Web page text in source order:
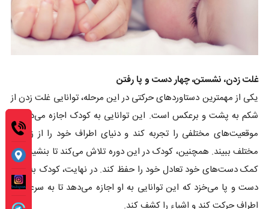
غلت زدن، نشستن، چهار دست و پا رفتن
یکی از مهمترین دستاوردهای حرکتی در این مرحله، توانایی غلت زدن از
شکم به پشت و برعکس است. این توانایی به کودک اجازه می‌دهد تا
موقعیت‌های مختلفی را تجربه کند و دنیای اطراف خود را از زوایای
مختلف ببیند. همچنین، کودک در این دوره تلاش می‌کند تا بنشیند و با
کمک دست‌های خود تعادل خود را حفظ کند. در نهایت، کودک به چهار
دست و پا می‌خزد که این توانایی به او اجازه می‌دهد تا به سرعت در
اطراف حرکت کند و اشیاء را کشف کند.